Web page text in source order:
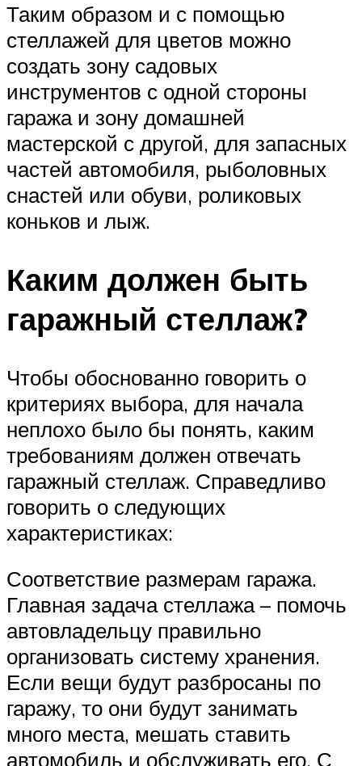
Таким образом и с помощью
стеллажей для цветов можно
создать зону садовых
инструментов с одной стороны
гаража и зону домашней
мастерской с другой, для запасных
частей автомобиля, рыболовных
снастей или обуви, роликовых
коньков и лыж.
Каким должен быть
гаражный стеллаж?
Чтобы обоснованно говорить о
критериях выбора, для начала
неплохо было бы понять, каким
требованиям должен отвечать
гаражный стеллаж. Справедливо
говорить о следующих
характеристиках:
Соответствие размерам гаража.
Главная задача стеллажа – помочь
автовладельцу правильно
организовать систему хранения.
Если вещи будут разбросаны по
гаражу, то они будут занимать
много места, мешать ставить
автомобиль и обслуживать его. С